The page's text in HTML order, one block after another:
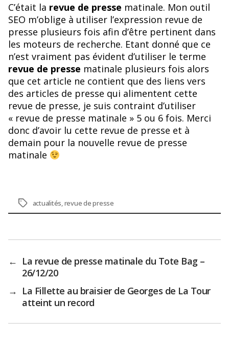
C’était la revue de presse matinale. Mon outil
SEO m’oblige à utiliser l’expression revue de
presse plusieurs fois afin d’être pertinent dans
les moteurs de recherche. Etant donné que ce
n’est vraiment pas évident d’utiliser le terme
revue de presse matinale plusieurs fois alors
que cet article ne contient que des liens vers
des articles de presse qui alimentent cette
revue de presse, je suis contraint d’utiliser
« revue de presse matinale » 5 ou 6 fois. Merci
donc d’avoir lu cette revue de presse et à
demain pour la nouvelle revue de presse
matinale
Étiquettes
actualités,revue de presse
← La revue de presse matinale du Tote Bag –
26/12/20
→ La Fillette au braisier de Georges de La Tour
atteint un record